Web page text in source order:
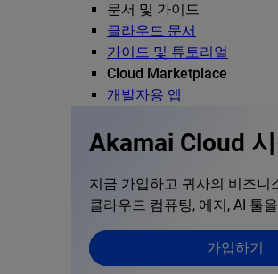
문서 및 가이드
클라우드 문서
가이드 및 튜토리얼
Cloud Marketplace
개발자용 앱
Akamai Cloud 시
지금 가입하고 귀사의 비즈니
클라우드 컴퓨팅, 에지, AI 툴
가입하기